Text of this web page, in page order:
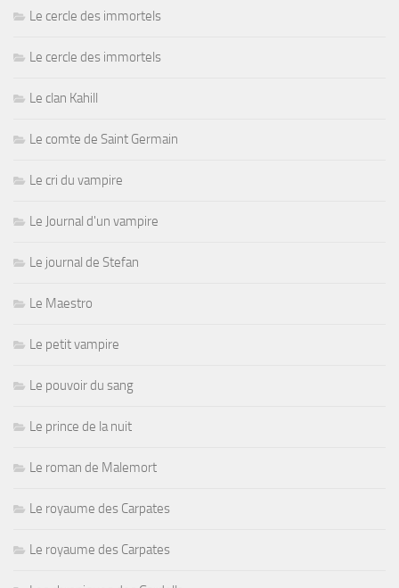
Le cercle des immortels
Le cercle des immortels
Le clan Kahill
Le comte de Saint Germain
Le cri du vampire
Le Journal d'un vampire
Le journal de Stefan
Le Maestro
Le petit vampire
Le pouvoir du sang
Le prince de la nuit
Le roman de Malemort
Le royaume des Carpates
Le royaume des Carpates